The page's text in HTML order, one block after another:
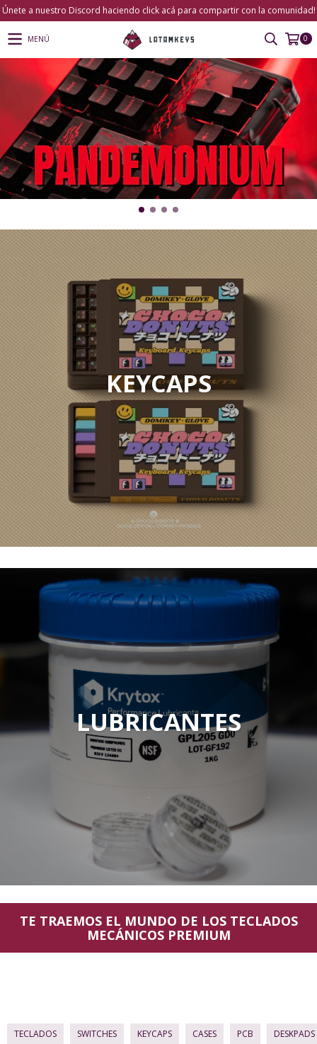
Únete a nuestro Discord haciendo click acá para compartir con la comunidad!
MENÚ 0
KEYCAPS
LUBRICANTES
TE TRAEMOS EL MUNDO DE LOS TECLADOS
MECÁNICOS PREMIUM
TECLADOS SWITCHES KEYCAPS CASES PCB DESKPADS